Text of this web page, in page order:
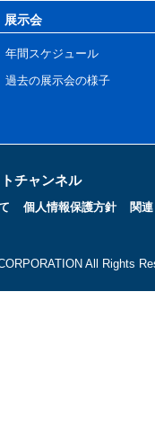
展示会
年間スケジュール
過去の展示会の様子
チャンネル
個人情報保護方針 関
All Rights